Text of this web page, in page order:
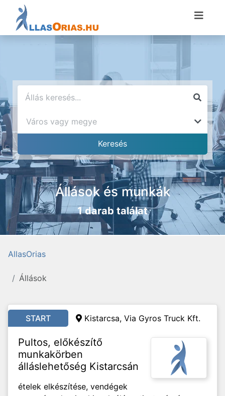
Állások és munkák
1 darab találat
AllasOrias
Állások
START Kistarcsa, Via Gyros Truck Kft.
Pultos, előkészítő
munkakörben
álláslehetőség Kistarcsán
ételek elkészítése, vendégek